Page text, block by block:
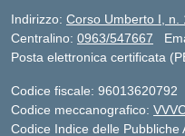
Indirizzo: Corso Umberto I, n.
Centralino: 0963/547667
Posta elettronica certificata
Codice fiscale: 96013620792
Codice meccanografico:
Codice Indice delle Pubbliche